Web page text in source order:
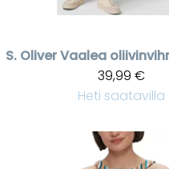
S. Oliver
39,99 €
Heti saatavilla